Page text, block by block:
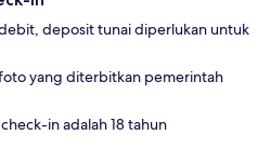
deposit tunai diperlukan untuk
yang diterbitkan pemerintah
in adalah 18 tahun